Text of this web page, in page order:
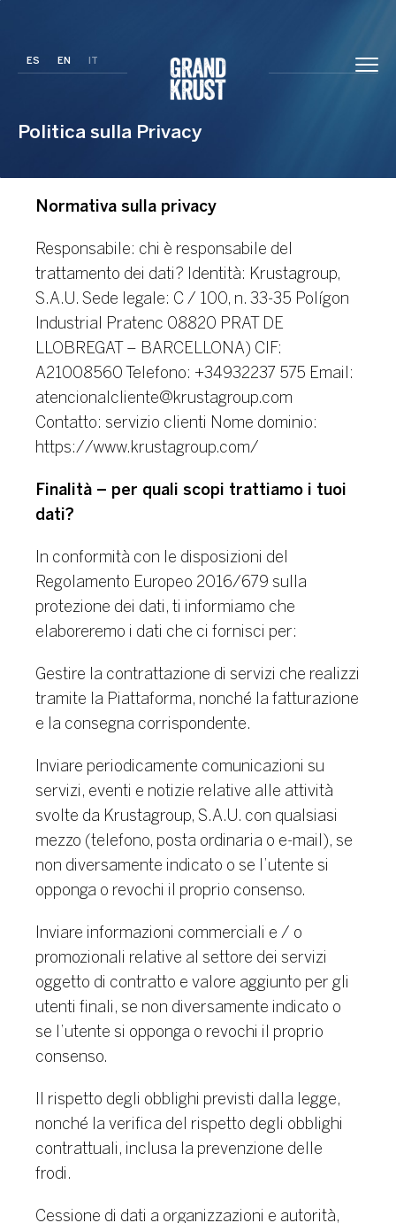
ES EN
Politica sulla Privacy
Normativa sulla privacy
Responsabile: chi è responsabile del
trattamento dei dati? Identità: Krustagroup,
S.A.U. Sede legale: C / 100, n. 33-35 Polígon
Industrial Pratenc 08820 PRAT DE
LLOBREGAT – BARCELLONA) CIF:
A21008560 Telefono: +34932237 575 Email:
atencionalcliente@krustagroup.com
Contatto: servizio clienti Nome dominio:
https://www.krustagroup.com/
Finalità – per quali scopi trattiamo i tuoi
dati?
In conformità con le disposizioni del
Regolamento Europeo 2016/679 sulla
protezione dei dati, ti informiamo che
elaboreremo i dati che ci fornisci per:
Gestire la contrattazione di servizi che realizzi
tramite la Piattaforma, nonché la fatturazione
e la consegna corrispondente.
Inviare periodicamente comunicazioni su
servizi, eventi e notizie relative alle attività
svolte da Krustagroup, S.A.U. con qualsiasi
mezzo (telefono, posta ordinaria o e-mail), se
non diversamente indicato o se l’utente si
opponga o revochi il proprio consenso.
Inviare informazioni commerciali e / o
promozionali relative al settore dei servizi
oggetto di contratto e valore aggiunto per gli
utenti finali, se non diversamente indicato o
se l’utente si opponga o revochi il proprio
consenso.
Il rispetto degli obblighi previsti dalla legge,
nonché la verifica del rispetto degli obblighi
contrattuali, inclusa la prevenzione delle
frodi.
Cessione di dati a organizzazioni e autorità,